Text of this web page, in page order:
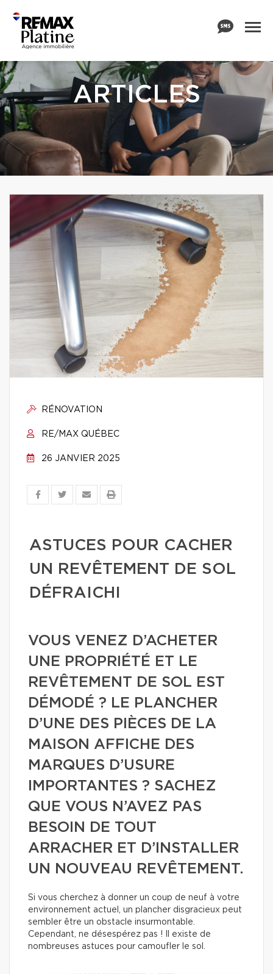
ARTICLES
RÉNOVATION
RE/MAX QUÉBEC
26 JANVIER 2025
ASTUCES POUR CACHER
UN REVÊTEMENT DE SOL
DÉFRAICHI
VOUS VENEZ D’ACHETER
UNE PROPRIÉTÉ ET LE
REVÊTEMENT DE SOL EST
DÉMODÉ ? LE PLANCHER
D’UNE DES PIÈCES DE LA
MAISON AFFICHE DES
MARQUES D’USURE
IMPORTANTES ? SACHEZ
QUE VOUS N’AVEZ PAS
BESOIN DE TOUT
ARRACHER ET D’INSTALLER
UN NOUVEAU REVÊTEMENT.
Si vous cherchez à donner un coup de neuf à votre
environnement actuel, un plancher disgracieux peut
sembler être un obstacle insurmontable.
Cependant, ne désespérez pas ! Il existe de
nombreuses astuces pour camoufler le sol.